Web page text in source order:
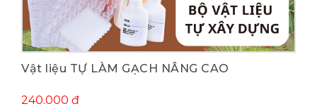
Mua ngay
Vật liệu TỰ LÀM GẠCH NÂNG CAO
240.000 đ